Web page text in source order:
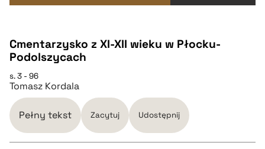
Cmentarzysko z XI-XII wieku w Płocku-
Podolszycach
s. 3 - 96
Tomasz Kordala
Pełny tekst Zacytuj Udostępnij